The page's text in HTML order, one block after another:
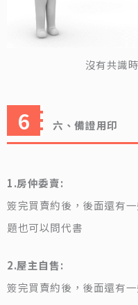
沒有共識
六、備證用印
1.房仲委賣:
簽完買賣約後，後面還有
題也可以問代書
2.屋主自售:
簽完買賣約後，後面還有